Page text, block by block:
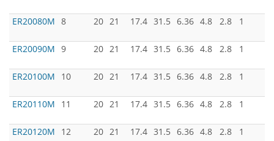
ER20080M 8 20 21 17.4 31.5 6.36 4.8 2.8 1
ER20090M 9 20 21 17.4 31.5 6.36 4.8 2.8 1
ER20100M 10 20 21 17.4 31.5 6.36 4.8 2.8 1
ER20110M 11 20 21 17.4 31.5 6.36 4.8 2.8 1
ER20120M 12 20 21 17.4 31.5 6.36 4.8 2.8 1